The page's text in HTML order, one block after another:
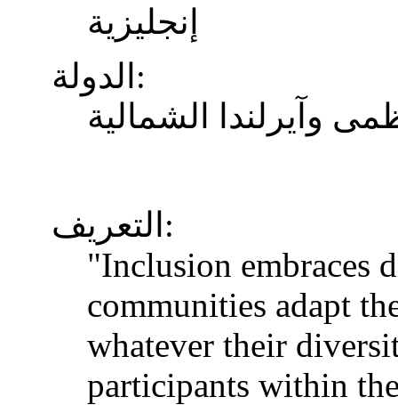
إنجليزية
الدولة:
وآيرلندا الشمالية
التعريف:
"Inclusion embraces
communities adapt
whatever their
participants within